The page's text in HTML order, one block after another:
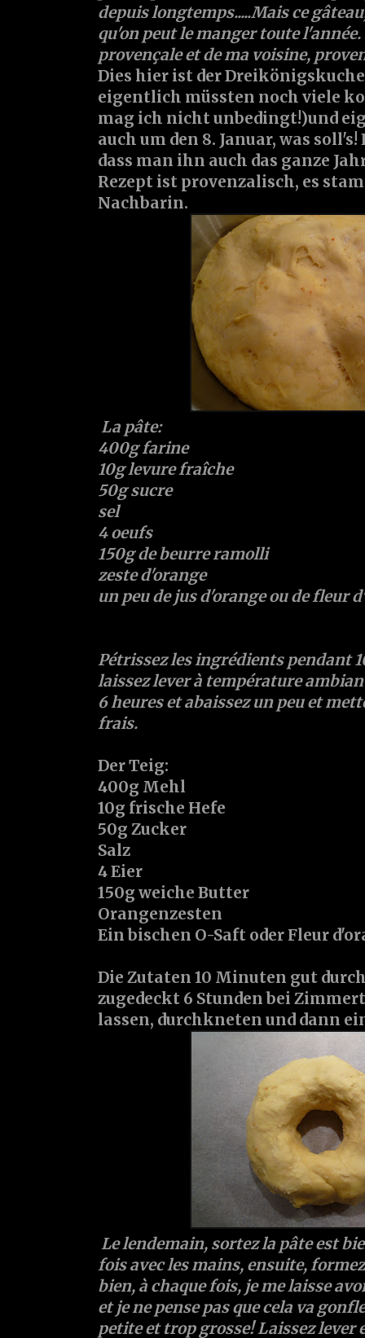
depuis longtemps.....Mais ce
qu'on peut le manger toute
provençale et de ma voisine,
Dies hier ist der
eigentlich müssten noch viele
mag ich nicht unbedingt!)und
auch um den 8. Januar, was
dass man ihn auch das ganze
Rezept ist provenzalisch, es
Nachbarin.
La pâte:
400g farine
10g levure fraîche
50g sucre
sel
4 oeufs
150g de beurre ramolli
zeste d'orange
un peu de jus d'orange ou de fleur
Pétrissez les ingrédients pendant
laissez lever à température
6 heures et abaissez un peu et
frais.
Der Teig:
400g Mehl
10g frische Hefe
50g Zucker
Salz
4 Eier
150g weiche Butter
Orangenzesten
Ein bischen O-Saft oder Fleur
Die Zutaten 10 Minuten gut
zugedeckt 6 Stunden bei
lassen, durchkneten und dann
Le lendemain, sortez la pâte est
fois avec les mains, ensuite,
bien, à chaque fois, je me laisse
et je ne pense pas que cela va
petite et trop grosse! Laissez lever